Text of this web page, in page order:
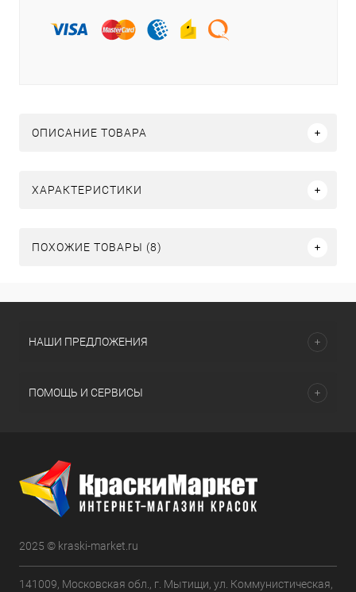
ОПИСАНИЕ ТОВАРА
ХАРАКТЕРИСТИКИ
ПОХОЖИЕ ТОВАРЫ (8)
НАШИ ПРЕДЛОЖЕНИЯ
ПОМОЩЬ И СЕРВИСЫ
2025 © kraski-market.ru
141009, Московская обл., г. Мытищи, ул. Коммунистическая,